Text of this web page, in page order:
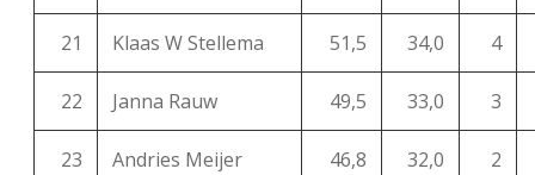
21 Klaas W Stellema 51,5 34,0 4
22 Janna Rauw 49,5 33,0 3
23 Andries Meijer 46,8 32,0 2